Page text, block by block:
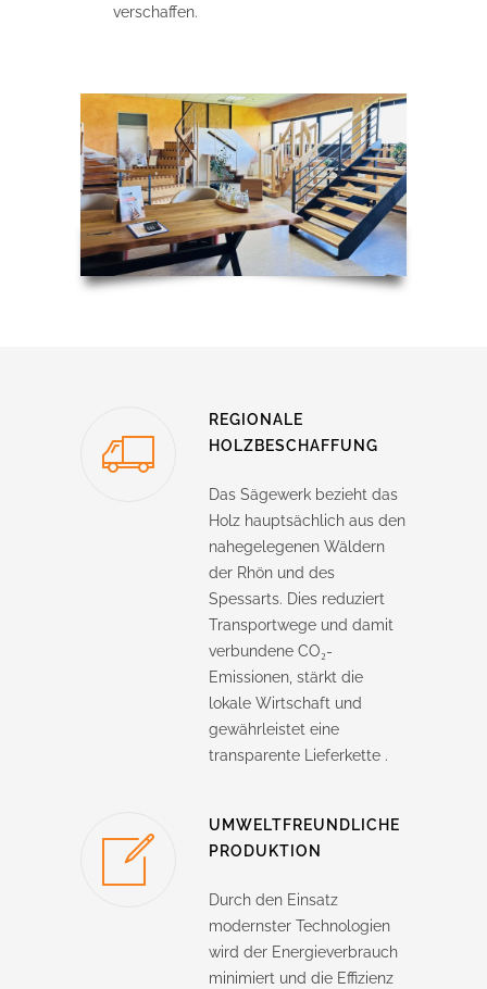
verschaffen.
REGIONALE
HOLZBESCHAFFUNG
Das Sägewerk bezieht das
Holz hauptsächlich aus den
nahegelegenen Wäldern
der Rhön und des
Spessarts. Dies reduziert
Transportwege und damit
verbundene CO₂-
Emissionen, stärkt die
lokale Wirtschaft und
gewährleistet eine
transparente Lieferkette .​
UMWELTFREUNDLICHE
PRODUKTION
Durch den Einsatz
modernster Technologien
wird der Energieverbrauch
minimiert und die Effizienz